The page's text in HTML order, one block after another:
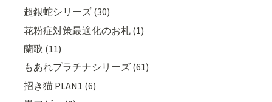
超銀蛇シリーズ (30)
花粉症対策最適化のお札 (1)
蘭歌 (11)
もあれプラチナシリーズ (61)
招き猫 PLAN1 (6)